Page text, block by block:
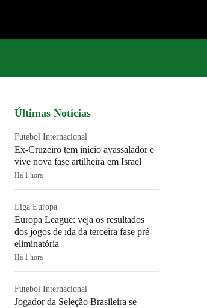
Últimas Notícias
Futebol Internacional
Ex-Cruzeiro tem início avassalador e
vive nova fase artilheira em Israel
Há 1 hora
Liga Europa
Europa League: veja os resultados
dos jogos de ida da terceira fase pré-
eliminatória
Há 1 hora
Futebol Internacional
Jogador da Seleção Brasileira se